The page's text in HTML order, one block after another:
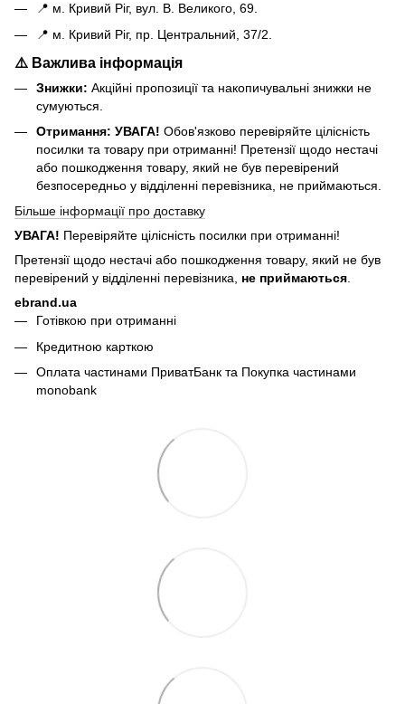
📍 м. Кривий Ріг, вул. В. Великого, 69.
📍 м. Кривий Ріг, пр. Центральний, 37/2.
⚠️ Важлива інформація
Знижки: Акційні пропозиції та накопичувальні знижки не
сумуються.
Отримання: УВАГА! Обов'язково перевіряйте цілісність
посилки та товару при отриманні! Претензії щодо нестачі
або пошкодження товару, який не був перевірений
безпосередньо у відділенні перевізника, не приймаються.
Більше інформації про доставку
УВАГА! Перевіряйте цілісність посилки при отриманні!
Претензії щодо нестачі або пошкодження товару, який не був
перевірений у відділенні перевізника, не приймаються.
ebrand.ua
Готівкою при отриманні
Кредитною карткою
Оплата частинами ПриватБанк та Покупка частинами
monobank